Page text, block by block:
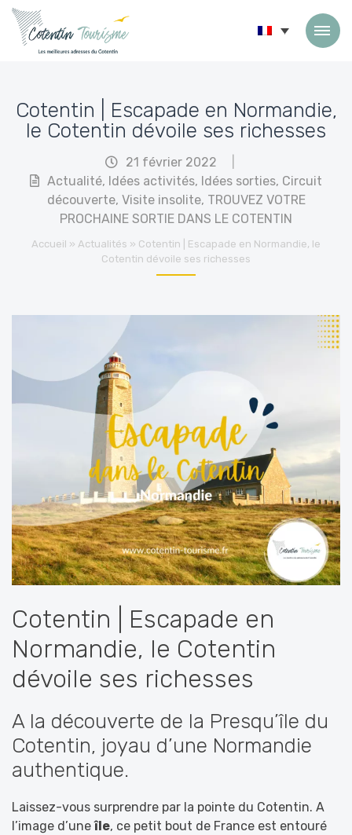
Cotentin | Escapade en Normandie,
le Cotentin dévoile ses richesses
21 février 2022
Actualité, Idées activités, Idées sorties, Circuit
découverte, Visite insolite, TROUVEZ VOTRE
PROCHAINE SORTIE DANS LE COTENTIN
Accueil » Actualités » Cotentin | Escapade en Normandie, le
Cotentin dévoile ses richesses
Cotentin | Escapade en
Normandie, le Cotentin
dévoile ses richesses
A la découverte de la Presqu’île du
Cotentin, joyau d’une Normandie
authentique.
Laissez-vous surprendre par la pointe du Cotentin. A
l’image d’uneîle, ce petit bout de France est entouré